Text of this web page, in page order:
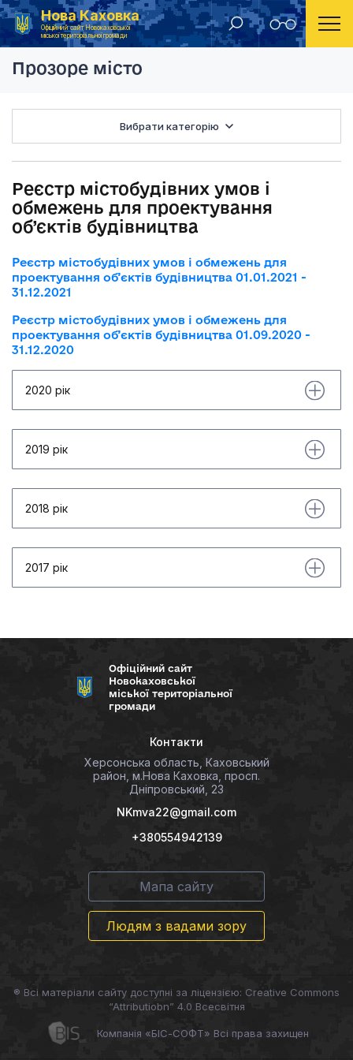
Нова Каховка
Офіційний сайт Новокаховської
міської територіальної громади
Головна Реєстр містобудівних умов і
Прозоре місто
Вибрати категорію
Реєстр містобудівних умов і
обмежень для проектування
об’єктів будівництва
Реєстр містобудівних умов і обмежень для
проектування об’єктів будівництва 01.01.2021 -
31.12.2021
Реєстр містобудівних умов і обмежень для
проектування об’єктів будівництва 01.09.2020 -
31.12.2020
2020 рік
2019 рік
2018 рік
2017 рік
Офіційний сайт
Новокаховської
міської територіальної
громади
Контакти
Херсонська область, Каховський
район, м.Нова Каховка, просп.
Дніпровський, 23
NKmva22@gmail.com
+380554942139
Мапа сайту
Людям з вадами зору
® Всі матеріали сайту доступні за ліцензією: Creative Commons
“Attributiobn” 4.0 Всесвітня
Компанія «БІС-СОФТ» Всі права захищен